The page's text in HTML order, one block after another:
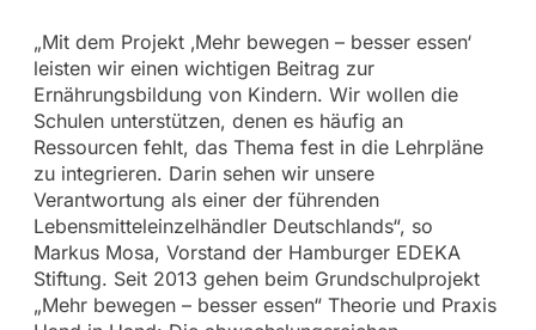
„Mit dem Projekt ‚Mehr bewegen – besser essen‘
leisten wir einen wichtigen Beitrag zur
Ernährungsbildung von Kindern. Wir wollen die
Schulen unterstützen, denen es häufig an
Ressourcen fehlt, das Thema fest in die Lehrpläne
zu integrieren. Darin sehen wir unsere
Verantwortung als einer der führenden
Lebensmitteleinzelhändler Deutschlands“, so
Markus Mosa, Vorstand der Hamburger EDEKA
Stiftung. Seit 2013 gehen beim Grundschulprojekt
„Mehr bewegen – besser essen“ Theorie und Praxis